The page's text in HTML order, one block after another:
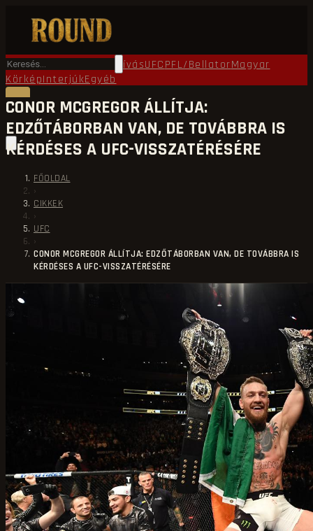
FőoldalRound TV ÖkölvívásUFCPFL/BellatorMagyar
KörképInterjúkEgyéb
CONOR MCGREGOR ÁLLÍTJA:
EDZŐTÁBORBAN VAN, DE TOVÁBBRA IS
KÉRDÉSES A UFC-VISSZATÉRÉSÉRE
FŐOLDAL
›
CIKKEK
›
UFC
›
CONOR MCGREGOR ÁLLÍTJA: EDZŐTÁBORBAN VAN, DE TOVÁBBRA IS
KÉRDÉSES A UFC-VISSZATÉRÉSÉRE